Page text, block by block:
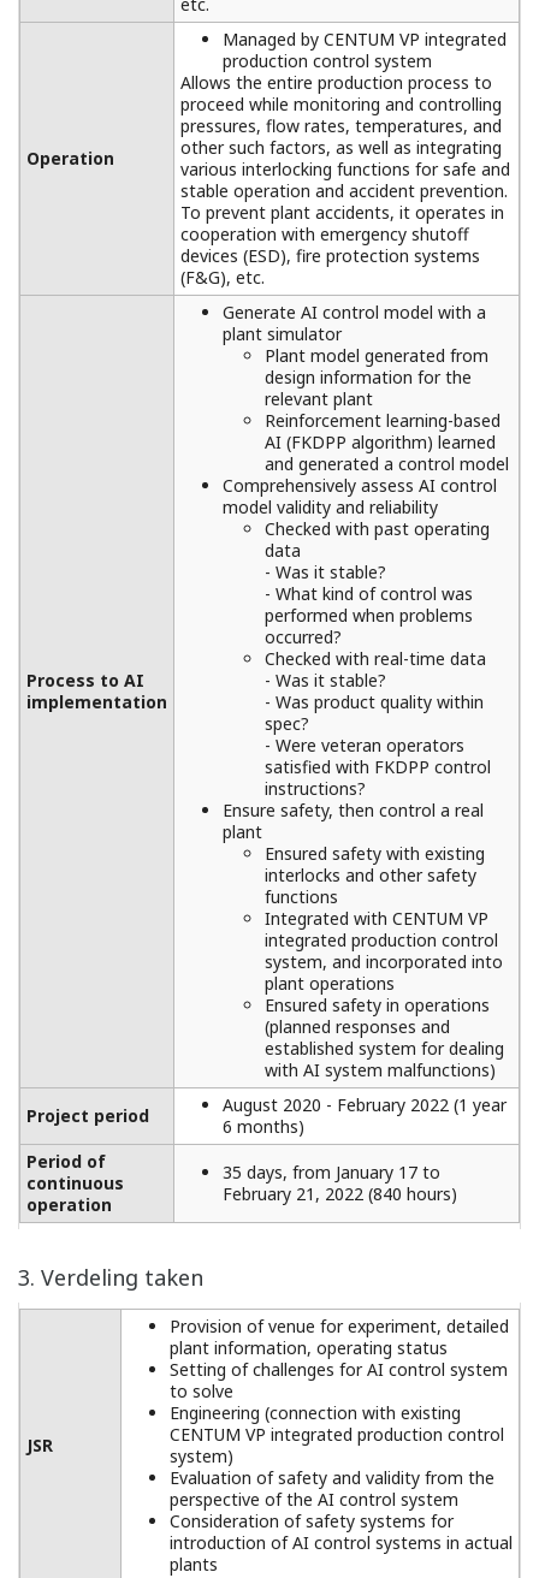
etc.
Operation
Managed by CENTUM VP integrated
production control system
Allows the entire production process to
proceed while monitoring and controlling
pressures, flow rates, temperatures, and
other such factors, as well as integrating
various interlocking functions for safe and
stable operation and accident prevention.
To prevent plant accidents, it operates in
cooperation with emergency shutoff
devices (ESD), fire protection systems
(F&G), etc.
Process to AI
implementation
Generate AI control model with a
plant simulator
Plant model generated from
design information for the
relevant plant
Reinforcement learning-based
AI (FKDPP algorithm) learned
and generated a control model
Comprehensively assess AI control
model validity and reliability
Checked with past operating
data
- Was it stable?
- What kind of control was
performed when problems
occurred?
Checked with real-time data
- Was it stable?
- Was product quality within
spec?
- Were veteran operators
satisfied with FKDPP control
instructions?
Ensure safety, then control a real
plant
Ensured safety with existing
interlocks and other safety
functions
Integrated with CENTUM VP
integrated production control
system, and incorporated into
plant operations
Ensured safety in operations
(planned responses and
established system for dealing
with AI system malfunctions)
Project period
August 2020 - February 2022 (1 year
6 months)
Period of
continuous
operation
35 days, from January 17 to
February 21, 2022 (840 hours)
3. Verdeling taken
JSR
Provision of venue for experiment, detailed
plant information, operating status
Setting of challenges for AI control system
to solve
Engineering (connection with existing
CENTUM VP integrated production control
system)
Evaluation of safety and validity from the
perspective of the AI control system
Consideration of safety systems for
introduction of AI control systems in actual
plants